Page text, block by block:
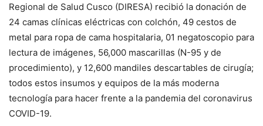
Regional de Salud Cusco (DIRESA) recibió la donación de
24 camas clínicas eléctricas con colchón, 49 cestos de
metal para ropa de cama hospitalaria, 01 negatoscopio para
lectura de imágenes, 56,000 mascarillas (N-95 y de
procedimiento), y 12,600 mandiles descartables de cirugía;
todos estos insumos y equipos de la más moderna
tecnología para hacer frente a la pandemia del coronavirus
COVID-19.